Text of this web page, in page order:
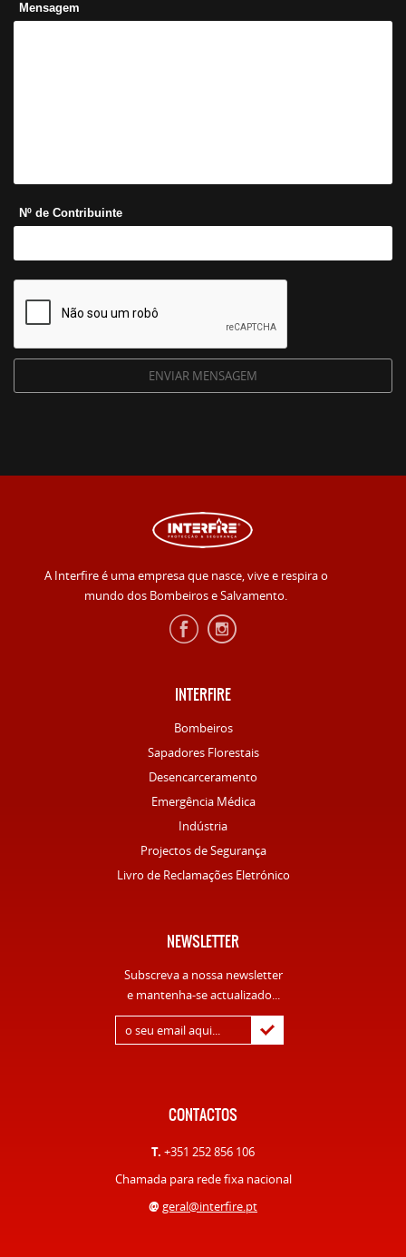
Mensagem
Nº de Contribuinte
A Interfire é uma empresa que nasce, vive e respira o
mundo dos Bombeiros e Salvamento.
INTERFIRE
Bombeiros
Sapadores Florestais
Desencarceramento
Emergência Médica
Indústria
Projectos de Segurança
Livro de Reclamações Eletrónico
NEWSLETTER
Subscreva a nossa newsletter
e mantenha-se actualizado...
CONTACTOS
T. +351 252 856 106
Chamada para rede fixa nacional
@ geral@interfire.pt